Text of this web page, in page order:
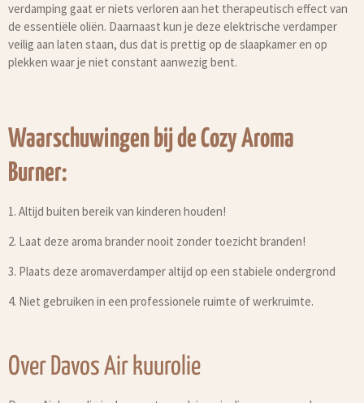
verdamping gaat er niets verloren aan het therapeutisch effect van
de essentiële oliën. Daarnaast kun je deze elektrische verdamper
veilig aan laten staan, dus dat is prettig op de slaapkamer en op
plekken waar je niet constant aanwezig bent.
Waarschuwingen bij de Cozy Aroma
Burner:
1. Altijd buiten bereik van kinderen houden!
2. Laat deze aroma brander nooit zonder toezicht branden!
3. Plaats deze aromaverdamper altijd op een stabiele ondergrond
4. Niet gebruiken in een professionele ruimte of werkruimte.
Over Davos Air kuurolie